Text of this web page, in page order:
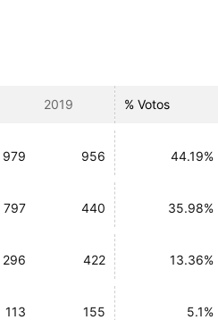
2019 % Votos
979 956 44.19%
797 440 35.98%
296 422 13.36%
113 155 5.1%